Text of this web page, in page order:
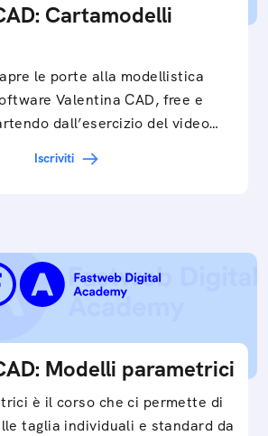
Cartamodelli
le porte alla modellistica
Valentina CAD, free e
dall’esercizio del video…
Iscriviti
Modelli parametrici
è il corso che ci permette di
taglia individuali e standard da